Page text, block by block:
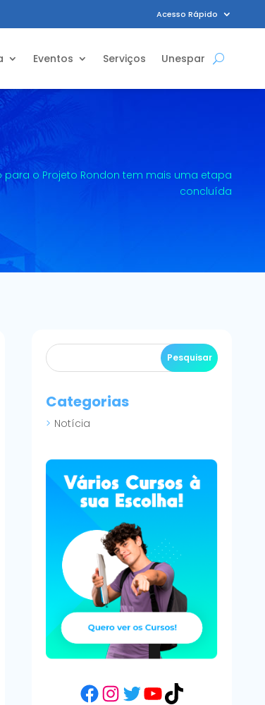
Acesso Rápido
Eventos Serviços Unespar
para o Projeto Rondon tem mais uma etapa
concluída
Categorias
Notícia
Facebook
Instagram
Twitter
YouTube
TikTok